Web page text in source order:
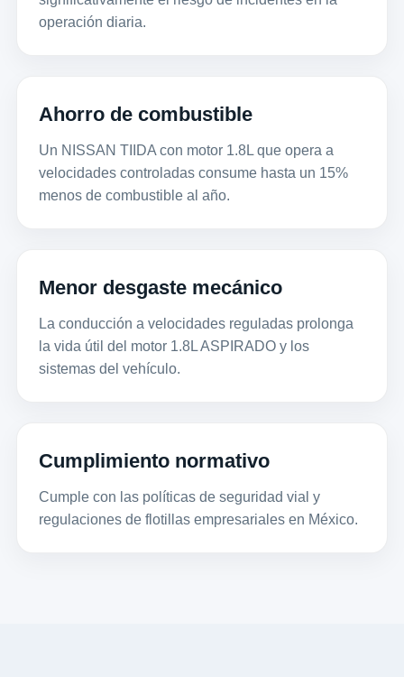
operación diaria.
Ahorro de combustible
Un NISSAN TIIDA con motor 1.8L que opera a
velocidades controladas consume hasta un 15%
menos de combustible al año.
Menor desgaste mecánico
La conducción a velocidades reguladas prolonga
la vida útil del motor 1.8L ASPIRADO y los
sistemas del vehículo.
Cumplimiento normativo
Cumple con las políticas de seguridad vial y
regulaciones de flotillas empresariales en México.